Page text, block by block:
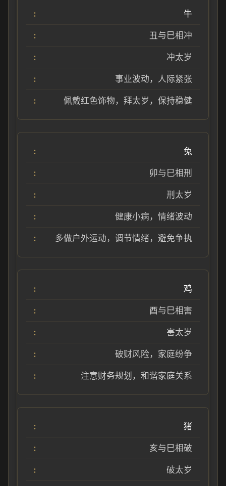
牛
丑与巳相冲
冲太岁
事业波动，人际紧张
佩戴红色饰物，拜太岁，保持稳健
兔
卯与巳相刑
刑太岁
健康小病，情绪波动
多做户外运动，调节情绪，避免争执
鸡
酉与巳相害
害太岁
破财风险，家庭纷争
注意财务规划，和谐家庭关系
猪
亥与巳相破
破太岁